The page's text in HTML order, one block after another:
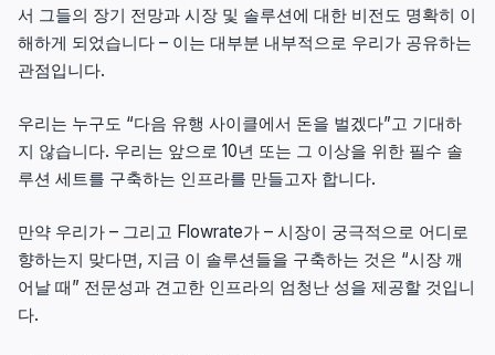
서 그들의 장기 전망과 시장 및 솔루션에 대한 비전도 명확히 이
해하게 되었습니다 – 이는 대부분 내부적으로 우리가 공유하는
관점입니다.
우리는 누구도 “다음 유행 사이클에서 돈을 벌겠다”고 기대하
지 않습니다. 우리는 앞으로 10년 또는 그 이상을 위한 필수 솔
루션 세트를 구축하는 인프라를 만들고자 합니다.
만약 우리가 – 그리고 Flowrate가 – 시장이 궁극적으로 어디로
향하는지 맞다면, 지금 이 솔루션들을 구축하는 것은 “시장 깨
어날 때” 전문성과 견고한 인프라의 엄청난 성을 제공할 것입니
다.